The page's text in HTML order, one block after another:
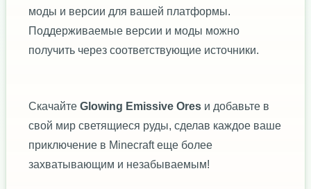
моды и версии для вашей платформы.
Поддерживаемые версии и моды можно
получить через соответствующие источники.
Скачайте Glowing Emissive Ores и добавьте в
свой мир светящиеся руды, сделав каждое ваше
приключение в Minecraft еще более
захватывающим и незабываемым!